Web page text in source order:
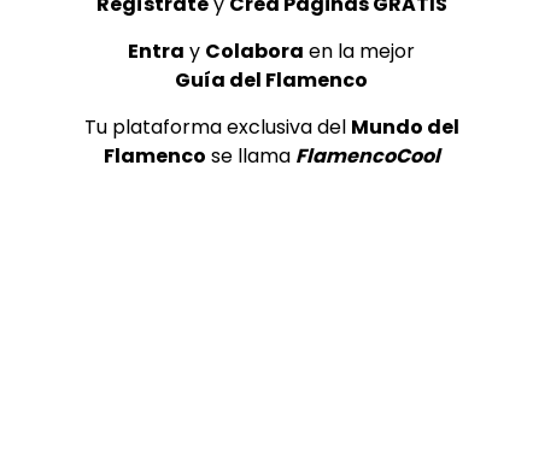
Entra y Colabora en la mejor
Guía del Flamenco
Tu plataforma exclusiva del Mundo del
Flamenco se llama FlamencoCool